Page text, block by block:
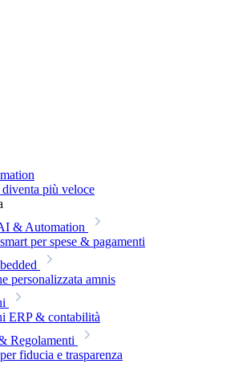
più veloce
& Automation
per spese & pagamenti
personalizzata amnis
ERP & contabilità
Regolamenti
fiducia e trasparenza